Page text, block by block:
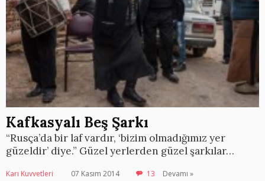
Kafkasyalı Beş Şarkı
“Rusça’da bir laf vardır, ‘bizim olmadığımız yer
güzeldir’ diye.” Güzel yerlerden güzel şarkılar…
Karı Kuvvetleri 07 Kasım 2014 13 Devamı »